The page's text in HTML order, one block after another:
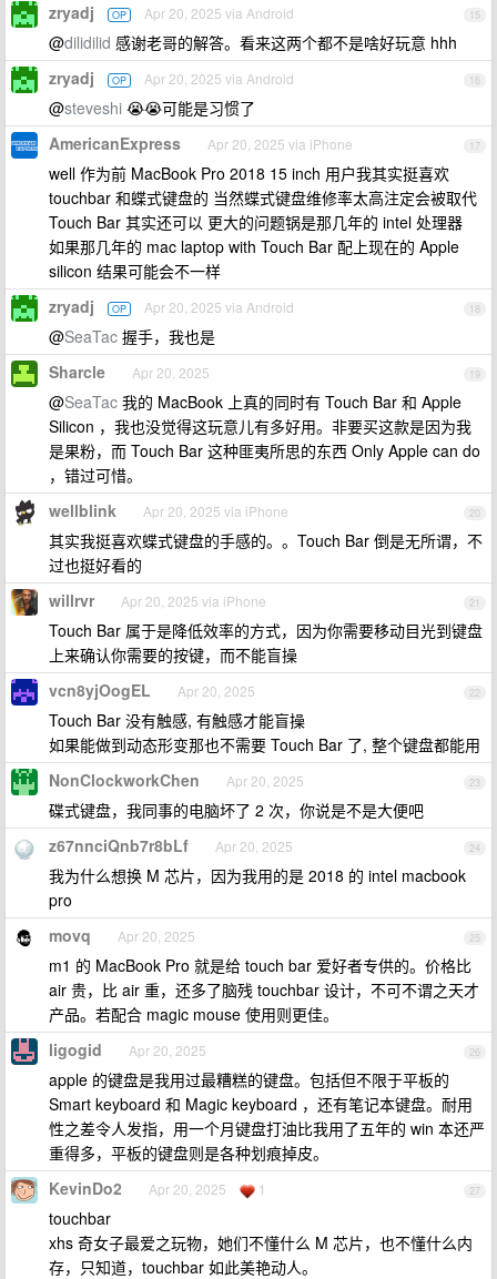
15
zryadj OP Apr 20, 2025 via Android
@dilidilid 感谢老哥的解答。看来这两个都不是啥好玩意 hhh
16
zryadj OP Apr 20, 2025 via Android
@steveshi 😭😭可能是习惯了
17
AmericanExpress Apr 20, 2025 via iPhone
well 作为前 MacBook Pro 2018 15 inch 用户我其实挺喜欢
touchbar 和蝶式键盘的 当然蝶式键盘维修率太高注定会被取代
Touch Bar 其实还可以 更大的问题锅是那几年的 intel 处理器
如果那几年的 mac laptop with Touch Bar 配上现在的 Apple
silicon 结果可能会不一样
18
zryadj OP Apr 20, 2025 via Android
@SeaTac 握手，我也是
19
Sharcle Apr 20, 2025
@SeaTac 我的 MacBook 上真的同时有 Touch Bar 和 Apple
Silicon ，我也没觉得这玩意儿有多好用。非要买这款是因为我
是果粉，而 Touch Bar 这种匪夷所思的东西 Only Apple can do
，错过可惜。
20
wellblink Apr 20, 2025 via iPhone
其实我挺喜欢蝶式键盘的手感的。。Touch Bar 倒是无所谓，不
过也挺好看的
21
willrvr Apr 20, 2025 via iPhone
Touch Bar 属于是降低效率的方式，因为你需要移动目光到键盘
上来确认你需要的按键，而不能盲操
22
vcn8yjOogEL Apr 20, 2025
Touch Bar 没有触感, 有触感才能盲操
如果能做到动态形变那也不需要 Touch Bar 了, 整个键盘都能用
23
NonClockworkChen Apr 20, 2025
碟式键盘，我同事的电脑坏了 2 次，你说是不是大便吧
24
z67nnciQnb7r8bLf Apr 20, 2025
我为什么想换 M 芯片，因为我用的是 2018 的 intel macbook
pro
25
movq Apr 20, 2025
m1 的 MacBook Pro 就是给 touch bar 爱好者专供的。价格比
air 贵，比 air 重，还多了脑残 touchbar 设计，不可不谓之天才
产品。若配合 magic mouse 使用则更佳。
26
ligogid Apr 20, 2025
apple 的键盘是我用过最糟糕的键盘。包括但不限于平板的
Smart keyboard 和 Magic keyboard ，还有笔记本键盘。耐用
性之差令人发指，用一个月键盘打油比我用了五年的 win 本还严
重得多，平板的键盘则是各种划痕掉皮。
27
KevinDo2 Apr 20, 2025 1
touchbar
xhs 奇女子最爱之玩物，她们不懂什么 M 芯片，也不懂什么内
存，只知道，touchbar 如此美艳动人。